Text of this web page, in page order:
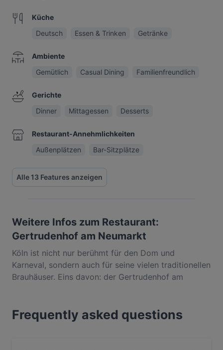
Küche
Deutsch
Essen & Trinken Getränke
Ambiente
Gemütlich
Casual Dining Familienfreundlich
Gerichte
Dinner
Mittagessen Desserts
Restaurant-Annehmlichkeiten
Außenplätzen
Bar-Sitzplätze
Alle 13 Features anzeigen
Weitere Infos zum Restaurant:
Gertrudenhof am Neumarkt
Köln ist nicht nur berühmt für den Dom und
Karneval, sondern auch für seine vielen traditionellen
Brauhäuser. Eins davon: der Gertrudenhof am
großen Portionen, die garantiert satt machen. Auf
der Speisekarte des urigen Lokals findet man jede
Frequently asked questions